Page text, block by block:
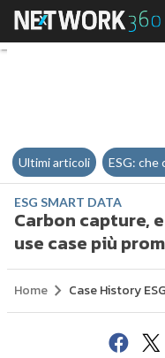
Ultimi articoli ESG: che
ESG SMART DATA
Carbon capture,
use case più
Home Case History ESG